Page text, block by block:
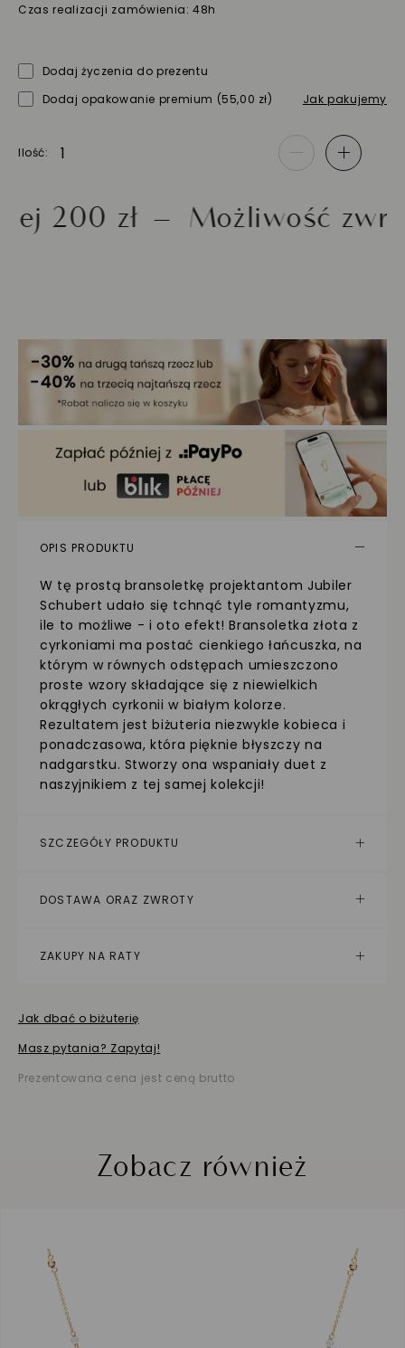
Czas realizacji zamówienia: 48h
Dodaj życzenia do prezentu
Dodaj opakowanie premium (55,00 zł) Jak pakujemy
Ilość - +
zł Możliwość zwrotu
OPIS PRODUKTU
W tę prostą bransoletkę projektantom Jubiler
Schubert udało się tchnąć tyle romantyzmu,
ile to możliwe - i oto efekt! Bransoletka złota z
cyrkoniami ma postać cienkiego łańcuszka, na
którym w równych odstępach umieszczono
proste wzory składające się z niewielkich
okrągłych cyrkonii w białym kolorze.
Rezultatem jest biżuteria niezwykle kobieca i
ponadczasowa, która pięknie błyszczy na
nadgarstku. Stworzy ona wspaniały duet z
naszyjnikiem z tej samej kolekcji!
SZCZEGÓŁY PRODUKTU
DOSTAWA ORAZ ZWROTY
ZAKUPY NA RATY
Jak dbać o biżuterię
Masz pytania? Zapytaj!
Prezentowana cena jest ceną brutto
Zobacz również